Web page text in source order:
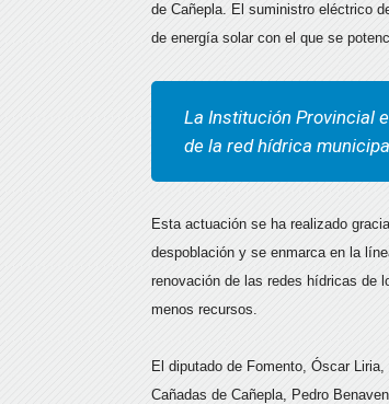
de Cañepla. El suministro eléctrico
de energía solar con el que se
La Institución Provincial
de la red hídrica
Esta actuación se ha realizado
despoblación y se enmarca en la
renovación de las redes hídricas de
menos recursos.
El diputado de Fomento, Óscar
Cañadas de Cañepla, Pedro